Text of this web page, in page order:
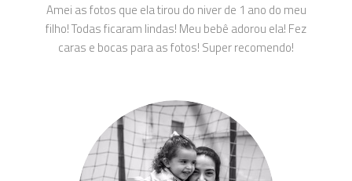
Amei as fotos que ela tirou do niver de 1 ano do meu
filho! Todas ficaram lindas! Meu bebê adorou ela! Fez
caras e bocas para as fotos! Super recomendo!